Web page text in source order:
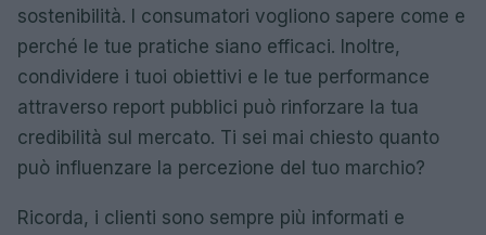
sostenibilità. I consumatori vogliono sapere come e
perché le tue pratiche siano efficaci. Inoltre,
condividere i tuoi obiettivi e le tue performance
attraverso report pubblici può rinforzare la tua
credibilità sul mercato. Ti sei mai chiesto quanto
può influenzare la percezione del tuo marchio?
Ricorda, i clienti sono sempre più informati e